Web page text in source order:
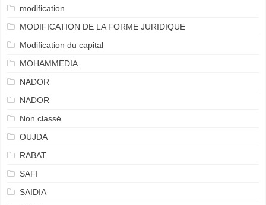
modification
MODIFICATION DE LA FORME JURIDIQUE
Modification du capital
MOHAMMEDIA
NADOR
NADOR
Non classé
OUJDA
RABAT
SAFI
SAIDIA